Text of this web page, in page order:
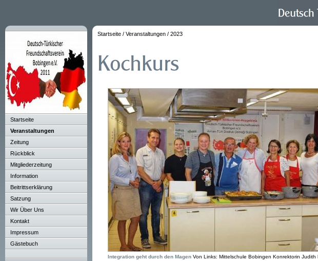
Startseite
Veranstaltungen
Zeitung
Rückblick
Mitgliederzeitung
Information
Beitrittserklärung
Satzung
Wir Über Uns
Kontakt
Impressum
Gästebuch
Startseite / Veranstaltungen / 2023
Integration geht durch den Magen Von Links: Mittelschule Bobingen Konrektorin Judith